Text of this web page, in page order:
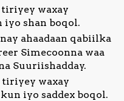
waxay
iyo shan boqol.
ahaadaan qabiilka
Simecoonna waa
Suuriishadday.
waxay
iyo saddex boqol.